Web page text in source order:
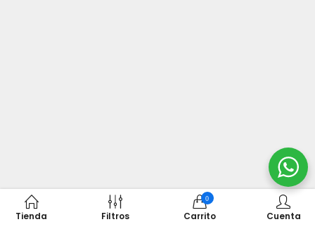
Tienda Filtros
0
Carrito Cuenta